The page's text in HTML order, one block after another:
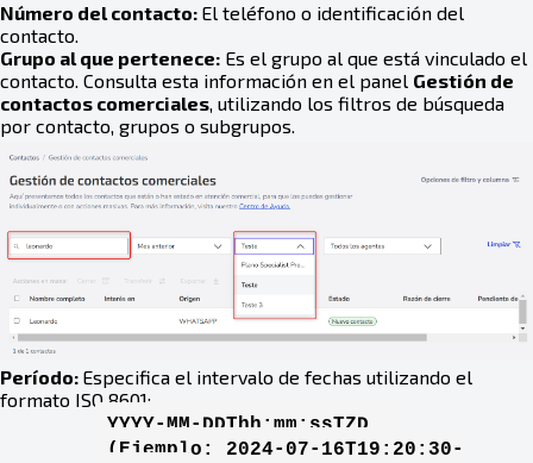
Número del contacto: El teléfono o identificación del
contacto.
Grupo al que pertenece: Es el grupo al que está vinculado el
contacto. Consulta esta información en el panel Gestión de
contactos comerciales, utilizando los filtros de búsqueda
por contacto, grupos o subgrupos.
Período: Especifica el intervalo de fechas utilizando el
formato ISO 8601:
YYYY-MM-DDThh:mm:ssTZD
(Ejemplo: 2024-07-16T19:20:30-